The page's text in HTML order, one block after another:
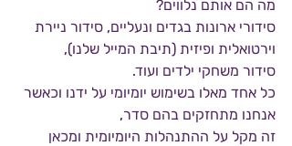
מה הם אותם נלווים?
סידורי ארונות בגדים ונעליים, סידור ניירת
וירטואלית ופיזית (תיבת המייל שלנו),
סידור משחקי ילדים ועוד.
כל אחד מאלו בשימוש יומיומי על ידנו וכאשר
אנחנו מתחזקים בהם סדר,
זה מקל על ההתנהלות היומיומית ומכאן